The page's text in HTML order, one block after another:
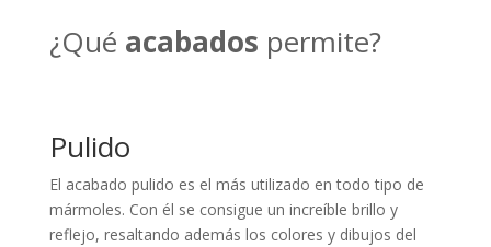
¿Qué acabados permite?
Pulido
El acabado pulido es el más utilizado en todo tipo de
mármoles. Con él se consigue un increíble brillo y
reflejo, resaltando además los colores y dibujos del